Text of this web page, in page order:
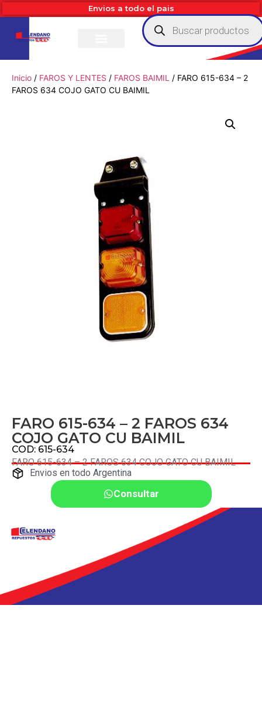
Envios a todo el pais
Inicio / FAROS Y LENTES / FAROS BAIMIL / FARO 615-634 – 2
FAROS 634 COJO GATO CU BAIMIL
FARO 615-634 – 2 FAROS 634
COJO GATO CU BAIMIL
COD: 615-634
FARO 615-634 – 2 FAROS 634 COJO GATO CU BAIMIL
Envios en todo Argentina
Consultar